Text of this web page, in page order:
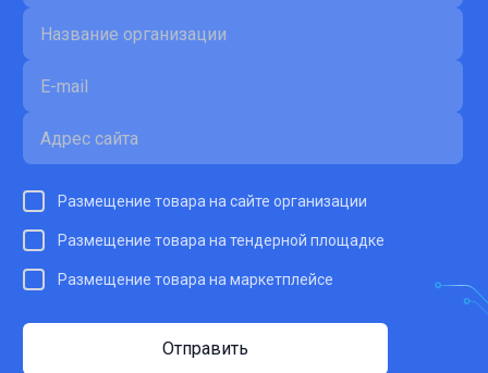
Размещение товара на сайте организации
Размещение товара на тендерной площадке
Размещение товара на маркетплейсе
Отправить